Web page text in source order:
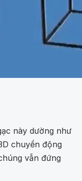
này dường như
chuyển động
vẫn đứng